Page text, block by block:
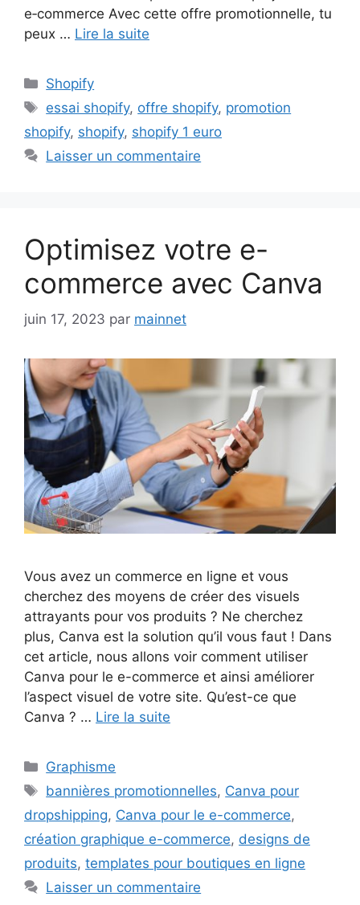
e‑commerce Avec cette offre promotionnelle, tu
peux … Lire la suite
Catégories
Shopify
Étiquettes
essai shopify, offre shopify, promotion
shopify, shopify, shopify 1 euro
Laisser un commentaire
Optimisez votre e-
commerce avec Canva
juin 17, 2023 par mainnet
Vous avez un commerce en ligne et vous
cherchez des moyens de créer des visuels
attrayants pour vos produits ? Ne cherchez
plus, Canva est la solution qu’il vous faut ! Dans
cet article, nous allons voir comment utiliser
Canva pour le e-commerce et ainsi améliorer
l’aspect visuel de votre site. Qu’est-ce que
Canva ? … Lire la suite
Catégories
Graphisme
Étiquettes
bannières promotionnelles, Canva pour
dropshipping, Canva pour le e-commerce,
création graphique e-commerce, designs de
produits, templates pour boutiques en ligne
Laisser un commentaire